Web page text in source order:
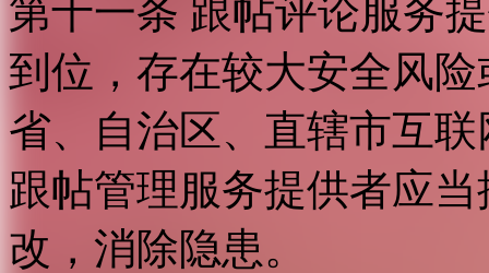
第十一条 跟帖评论服务
到位，存在较大安全风
省、自治区、直辖市互
跟帖管理服务提供者应
改，消除隐患。